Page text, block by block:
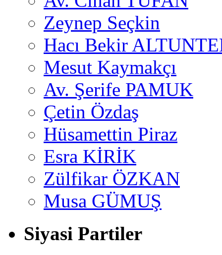
Zeynep Seçkin
Hacı Bekir
Mesut Kaymakçı
Av. Şerife PAMUK
Çetin Özdaş
Hüsamettin Piraz
Esra KİRİK
Zülfikar ÖZKAN
Musa GÜMUŞ
Siyasi Partiler